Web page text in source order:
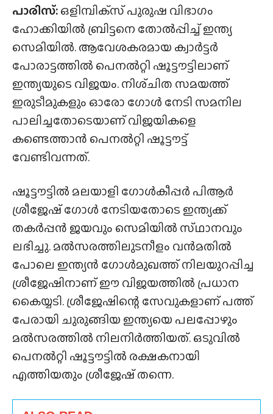
പാരിസ്:ഒളിമ്പിക്‌സ് പുരുഷ വിഭാഗം
ഹോക്കിയിൽ ബ്രിട്ടനെ തോൽപ്പിച്ച് ഇന്ത്യ
സെമിയിൽ. ആവേശകരമായ ക്വാർട്ടർ
പോരാട്ടത്തിൽ പെനൽറ്റി ഷൂട്ടൗട്ടിലാണ്
ഇന്ത്യയുടെ വിജയം. നിശ്‌ചിത സമയത്ത്
ഇരുടീമുകളും ഓരോ ഗോൾ നേടി സമനില
പാലിച്ചതോടെയാണ് വിജയികളെ
കണ്ടെത്താൻ പെനൽറ്റി ഷൂട്ടൗട്ട്
വേണ്ടിവന്നത്.
ഷൂട്ടൗട്ടിൽ മലയാളി ഗോൾകീപ്പർ പിആർ
ശ്രീജേഷ് ഗോൾ നേടിയതോടെ ഇന്ത്യക്ക്
തകർപ്പൻ ജയവും സെമിയിൽ സ്‌ഥാനവും
ലഭിച്ചു. മൽസരത്തിലുടനീളം വൻമതിൽ
പോലെ ഇന്ത്യൻ ഗോൾമുഖത്ത് നിലയുറപ്പിച്ച
ശ്രീജേഷിനാണ് ഈ വിജയത്തിൽ പ്രധാന
കൈയ്യടി. ശ്രീജേഷിന്റെ സേവുകളാണ് പത്ത്
പേരായി ചുരുങ്ങിയ ഇന്ത്യയെ പലപ്പോഴും
മൽസരത്തിൽ നിലനിർത്തിയത്. ഒടുവിൽ
പെനൽറ്റി ഷൂട്ടൗട്ടിൽ രക്ഷകനായി
എത്തിയതും ശ്രീജേഷ് തന്നെ.